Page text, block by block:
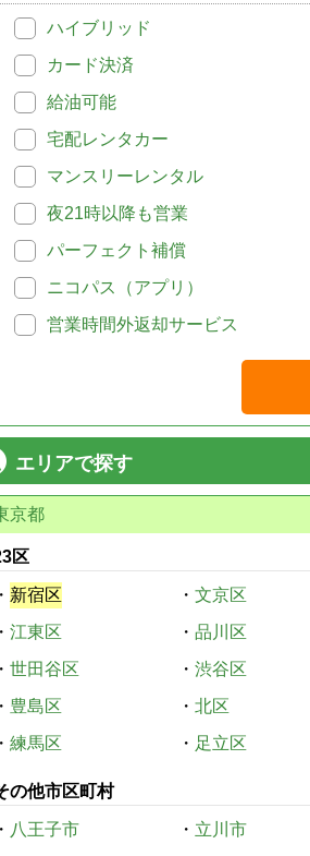
ハイブリッド
カード決済
給油可能
宅配レンタカー
マンスリーレンタル
夜21時以降も営業
パーフェクト補償
ニコパス（アプリ）
営業時間外返却サービス
エリアで探す
京都
区
・ 新宿区 ・ 文京区
・ 江東区 ・ 品川区
・ 世田谷区 ・ 渋谷区
・ 豊島区 ・ 北区
・ 練馬区 ・ 足立区
の他市区町村
・ 八王子市 ・ 立川市